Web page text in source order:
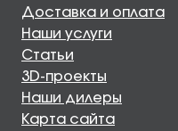
Доставка и оплата
Наши услуги
Статьи
3D-проекты
Наши дилеры
Карта сайта